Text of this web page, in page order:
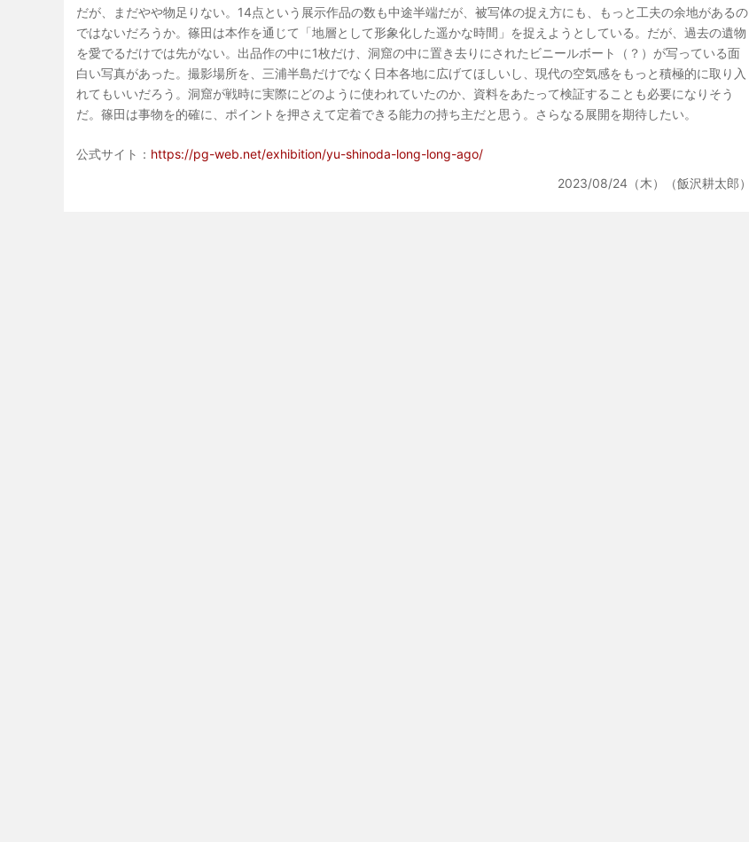
だが、まだやや物足りない。14点という展示作品の数も中途半端だが、被写体の捉え方にも、もっと工夫の余地があるの
ではないだろうか。篠田は本作を通じて「地層として形象化した遥かな時間」を捉えようとしている。だが、過去の遺物
を愛でるだけでは先がない。出品作の中に1枚だけ、洞窟の中に置き去りにされたビニールボート（？）が写っている面
白い写真があった。撮影場所を、三浦半島だけでなく日本各地に広げてほしいし、現代の空気感をもっと積極的に取り入
れてもいいだろう。洞窟が戦時に実際にどのように使われていたのか、資料をあたって検証することも必要になりそう
だ。篠田は事物を的確に、ポイントを押さえて定着できる能力の持ち主だと思う。さらなる展開を期待したい。
公式サイト： https://pg-web.net/exhibition/yu-shinoda-long-long-ago/
2023/08/24（木）（飯沢耕太郎）